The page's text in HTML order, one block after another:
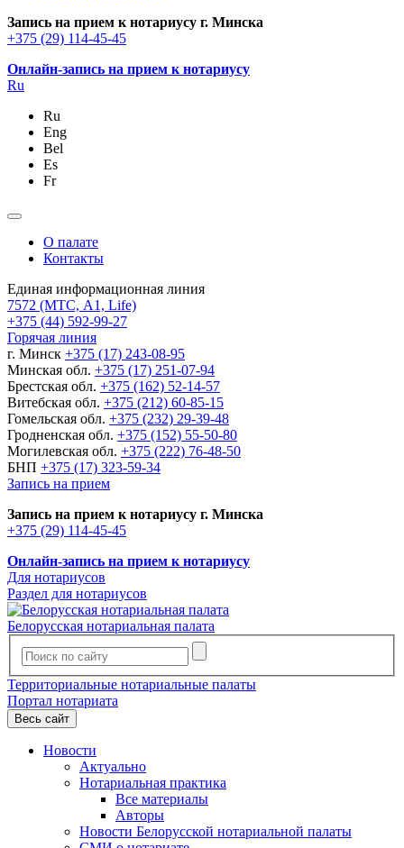
Запись на прием к нотариусу г. Минска
+375 (29) 114-45-45
Онлайн-запись на прием к нотариусу
Ru
Ru
Eng
Bel
Es
Fr
О палате
Контакты
Единая информационная линия
7572 (МТС, A1, Life)
+375 (44) 592-99-27
Горячая линия
г. Минск +375 (17) 243-08-95
Минская обл. +375 (17) 251-07-94
Брестская обл. +375 (162) 52-14-57
Витебская обл. +375 (212) 60-85-15
Гомельская обл. +375 (232) 29-39-48
Гродненская обл. +375 (152) 55-50-80
Могилевская обл. +375 (222) 76-48-50
БНП +375 (17) 323-59-34
Запись на прием
Запись на прием к нотариусу г. Минска
+375 (29) 114-45-45
Онлайн-запись на прием к нотариусу
Для нотариусов
Раздел для нотариусов
Белорусская нотариальная палата
Территориальные нотариальные палаты
Портал нотариата
Весь сайт
Новости
Актуально
Нотариальная практика
Все материалы
Авторы
Новости Белорусской нотариальной палаты